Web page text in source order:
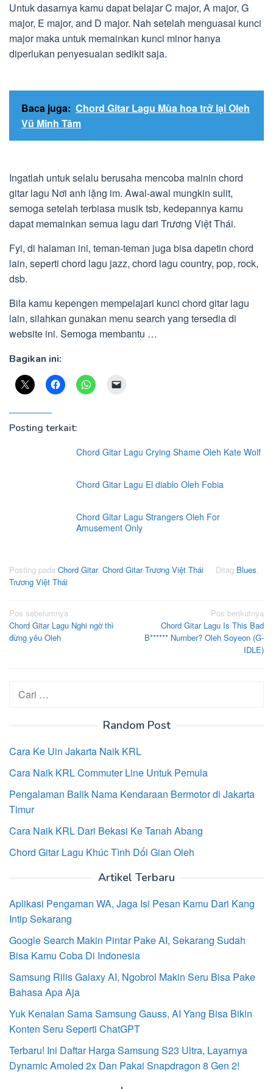
Untuk dasarnya kamu dapat belajar C major, A major, G
major, E major, and D major. Nah setelah menguasai kunci
major maka untuk memainkan kunci minor hanya
diperlukan penyesuaian sedikit saja.
Baca juga: Chord Gitar Lagu Mùa hoa trở lại Oleh
Vũ Minh Tâm
Ingatlah untuk selalu berusaha mencoba mainin chord
gitar lagu Nơi anh lặng im. Awal-awal mungkin sulit,
semoga setelah terbiasa musik tsb, kedepannya kamu
dapat memainkan semua lagu dari Trương Việt Thái.
Fyi, di halaman ini, teman-teman juga bisa dapetin chord
lain, seperti chord lagu jazz, chord lagu country, pop, rock,
dsb.
Bila kamu kepengen mempelajari kunci chord gitar lagu
lain, silahkan gunakan menu search yang tersedia di
website ini. Semoga membantu …
Bagikan ini:
Posting terkait:
Chord Gitar Lagu Crying Shame Oleh Kate Wolf
Chord Gitar Lagu El diablo Oleh Fobia
Chord Gitar Lagu Strangers Oleh For
Amusement Only
Posting pada Chord Gitar, Chord Gitar Trương Việt Thái Ditag Blues,
Trương Việt Thái
Navigasi
pos
Pos sebelumnya
Chord Gitar Lagu Nghi ngờ thì
đừng yêu Oleh
Pos berikutnya
Chord Gitar Lagu Is This Bad
B****** Number? Oleh Soyeon (G-
IDLE)
Cari
untuk:
Random Post
Cara Ke Uin Jakarta Naik KRL
Cara Naik KRL Commuter Line Untuk Pemula
Pengalaman Balik Nama Kendaraan Bermotor di Jakarta
Timur
Cara Naik KRL Dari Bekasi Ke Tanah Abang
Chord Gitar Lagu Khúc Tình Dối Gian Oleh
Artikel Terbaru
Aplikasi Pengaman WA, Jaga Isi Pesan Kamu Dari Kang
Intip Sekarang
Google Search Makin Pintar Pake AI, Sekarang Sudah
Bisa Kamu Coba Di Indonesia
Samsung Rilis Galaxy AI, Ngobrol Makin Seru Bisa Pake
Bahasa Apa Aja
Yuk Kenalan Sama Samsung Gauss, AI Yang Bisa Bikin
Konten Seru Seperti ChatGPT
Terbaru! Ini Daftar Harga Samsung S23 Ultra, Layarnya
Dynamic Amoled 2x Dan Pakai Snapdragon 8 Gen 2!